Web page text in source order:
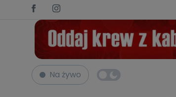
Na żywo